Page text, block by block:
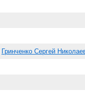
Гринченко Сергей